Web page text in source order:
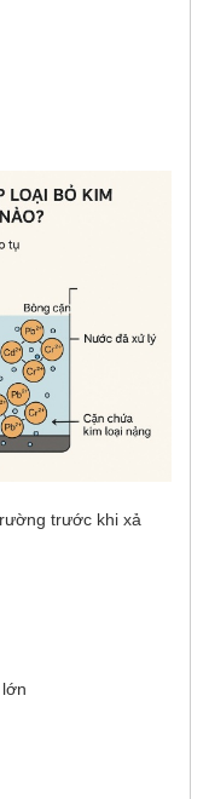
trước khi xả